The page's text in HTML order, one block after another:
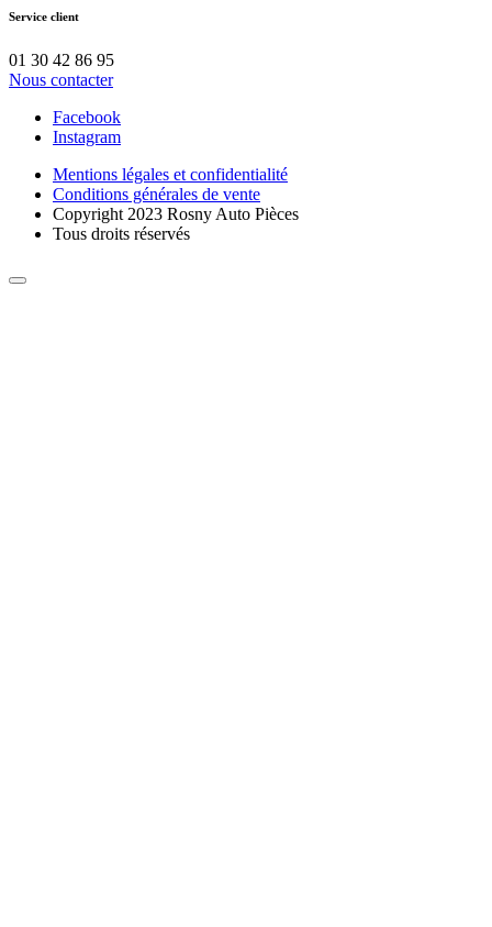
Service client
01 30 42 86 95
Nous contacter
Facebook
Instagram
Mentions légales et confidentialité
Conditions générales de vente
Copyright 2023 Rosny Auto Pièces
Tous droits réservés